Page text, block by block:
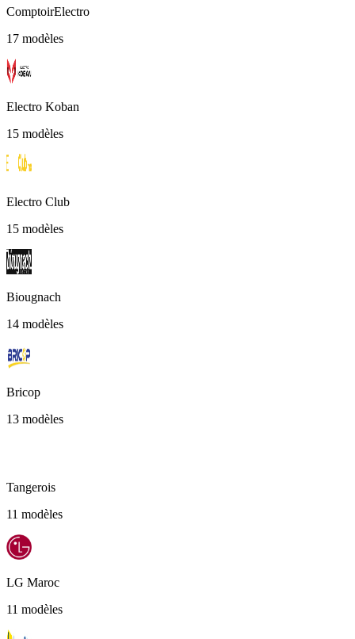
ComptoirElectro
17 modèles
Electro Koban
15 modèles
Electro Club
15 modèles
Biougnach
14 modèles
Bricop
13 modèles
Tangerois
11 modèles
LG Maroc
11 modèles